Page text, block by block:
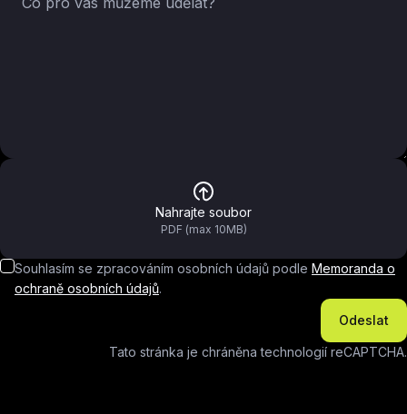
Nahrajte soubor
PDF (max 10MB)
Souhlasím se zpracováním osobních údajů podle Memoranda o
ochraně osobních údajů.
Odeslat
Tato stránka je chráněna technologií reCAPTCHA.